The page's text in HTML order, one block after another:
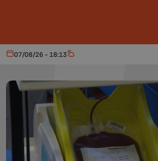
Aujourd'hui
07/08/26 - 18:13 Météo